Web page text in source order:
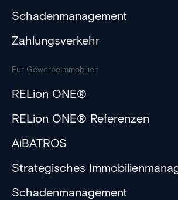
Schadenmanagement
Zahlungsverkehr
Für Gewerbeimmobilien
RELion ONE®
RELion ONE® Referenzen
AiBATROS
Strategisches
Schadenmanagement